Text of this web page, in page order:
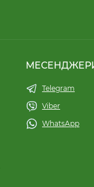
Telegram
Viber
WhatsApp